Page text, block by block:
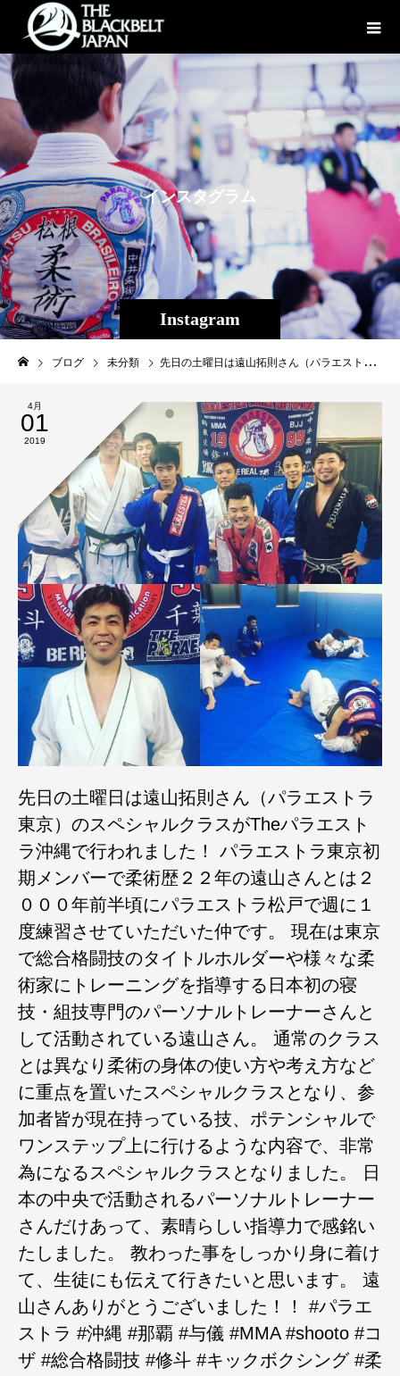
Instagram
インスタグラ ム
ブログ 未分類 先日の土曜日は遠山拓則さん（パラエストラ東京）のスペシャルクラスがTheパラエストラ沖縄で行われました！ パラエストラ東京初期メンバーで柔術歴２２年の遠山さんとは２０００年前半頃にパラエストラ松戸で週に１度練習させていただいた仲です。 現在は東京で総合格闘技のタイトルホルダーや様々な柔術家にトレーニングを指導する日本初の寝技・組技専門のパーソナルトレーナーさんとして活動されている遠山さん。 通常のクラスとは異なり柔術の身体の使い方や考え方などに重点を置いたスペシャルクラスとなり、参加者皆が現在持っている技、ポテンシャルでワンステップ上に行けるような内容で、非常為になるスペシャルクラスとなりました。 日本の中央で活動されるパーソナルトレーナーさんだけあって、素晴らしい指導力で感銘いたしました。 教わった事をしっかり身に着けて、生徒にも伝えて行きたいと思います。 遠山さんありがとうございました！！ #パラエストラ #沖縄 #那覇 #与儀 #MMA #shooto #コザ #総合格闘技 #修斗 #キックボクシング #柔術 #jiujitsu #ダイエット
4月
01
2019
先日の土曜日は遠山拓則さん（パラエストラ
東京）のスペシャルクラスがTheパラエスト
ラ沖縄で行われました！ パラエストラ東京初
期メンバーで柔術歴２２年の遠山さんとは２
０００年前半頃にパラエストラ松戸で週に１
度練習させていただいた仲です。 現在は東京
で総合格闘技のタイトルホルダーや様々な柔
術家にトレーニングを指導する日本初の寝
技・組技専門のパーソナルトレーナーさんと
して活動されている遠山さん。 通常のクラス
とは異なり柔術の身体の使い方や考え方など
に重点を置いたスペシャルクラスとなり、参
加者皆が現在持っている技、ポテンシャルで
ワンステップ上に行けるような内容で、非常
為になるスペシャルクラスとなりました。 日
本の中央で活動されるパーソナルトレーナー
さんだけあって、素晴らしい指導力で感銘い
たしました。 教わった事をしっかり身に着け
て、生徒にも伝えて行きたいと思います。 遠
山さんありがとうございました！！ #パラエ
ストラ #沖縄 #那覇 #与儀 #MMA #shooto #コ
ザ #総合格闘技 #修斗 #キックボクシング #柔